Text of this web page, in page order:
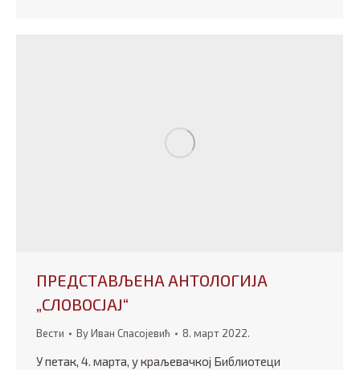
ПРЕДСТАВЉЕНА АНТОЛОГИЈА
„СЛОВОСЈАЈ“
Вести ByИван Спасојевић 8. март 2022.
У петак, 4. марта, у краљевачкој Библиотеци